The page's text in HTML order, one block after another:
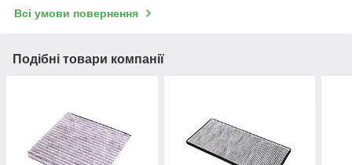
Всі умови повернення
Подібні товари компанії